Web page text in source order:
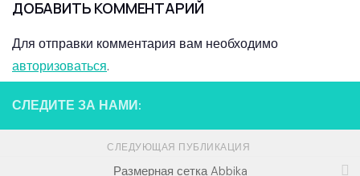
ДОБАВИТЬ КОММЕНТАРИЙ
Для отправки комментария вам необходимо
авторизоваться.
СЛЕДИТЕ ЗА НАМИ:
СЛЕДУЮЩАЯ ПУБЛИКАЦИЯ
Размерная сетка Abbika